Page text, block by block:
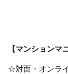
【マンションマ
☆対面・オンラ